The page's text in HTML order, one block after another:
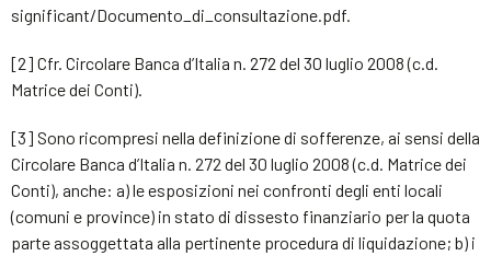
significant/Documento_di_consultazione.pdf.
[2] Cfr. Circolare Banca d’Italia n. 272 del 30 luglio 2008 (c.d.
Matrice dei Conti).
[3] Sono ricompresi nella definizione di sofferenze, ai sensi della
Circolare Banca d’Italia n. 272 del 30 luglio 2008 (c.d. Matrice dei
Conti), anche: a) le esposizioni nei confronti degli enti locali
(comuni e province) in stato di dissesto finanziario per la quota
parte assoggettata alla pertinente procedura di liquidazione; b) i